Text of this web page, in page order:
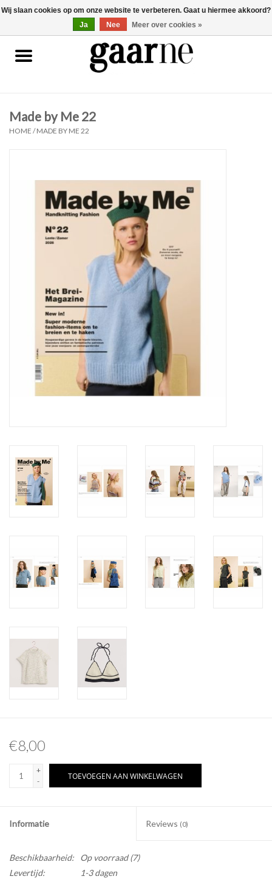
gaarne.be 0 Artikelen - €0,00
Patronen
Garen
Gaarne gemaakt
Cadeaubonnen
Workshops
Made by Me 22
HOME /MADE BY ME 22
€8,00
+
-
TOEVOEGEN AAN WINKELWAGEN
Informatie Reviews (0)
Beschikbaarheid: Op voorraad(7)
Levertijd:
1-3 dagen
Wij slaan cookies op om onze website te verbeteren. Gaat u hiermee akkoord?
Ja
Nee Meer over cookies »